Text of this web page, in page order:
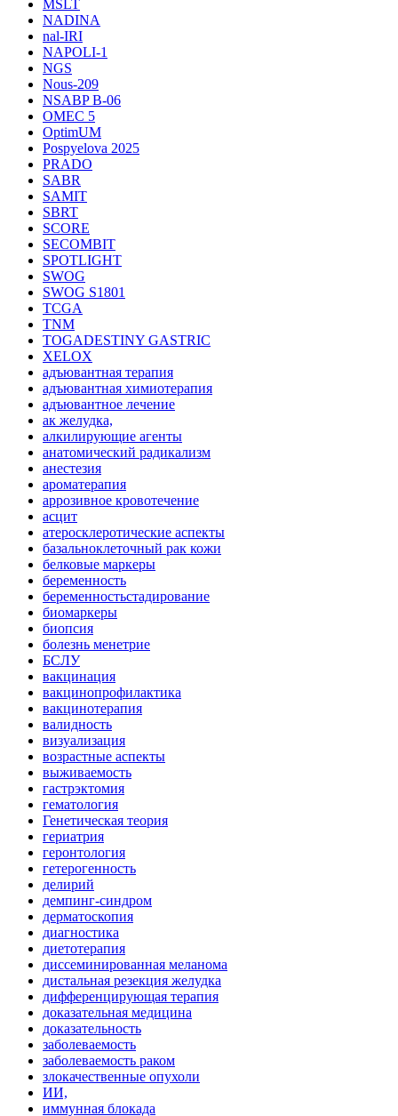
MSLT
NADINA
nal-IRI
NAPOLI-1
NGS
Nous-209
NSABP B-06
OMEC 5
OptimUM
Pospyelova 2025
PRADO
SABR
SAMIT
SBRT
SCORE
SECOMBIT
SPOTLIGHT
SWOG
SWOG S1801
TCGA
TNM
TOGADESTINY GASTRIC
XELOX
адъювантная терапия
адъювантная химиотерапия
адъювантное лечение
ак желудка,
алкилирующие агенты
анатомический радикализм
анестезия
ароматерапия
аррозивное кровотечение
асцит
атеросклеротические аспекты
базальноклеточный рак кожи
белковые маркеры
беременность
беременностьстадирование
биомаркеры
биопсия
болезнь менетрие
БСЛУ
вакцинация
вакцинопрофилактика
вакцинотерапия
валидность
визуализация
возрастные аспекты
выживаемость
гастрэктомия
гематология
Генетическая теория
гериатрия
геронтология
гетерогенность
делирий
демпинг-синдром
дерматоскопия
диагностика
диетотерапия
диссеминированная меланома
дистальная резекция желудка
дифференцирующая терапия
доказательная медицина
доказательность
заболеваемость
заболеваемость раком
злокачественные опухоли
ИИ,
иммунная блокада